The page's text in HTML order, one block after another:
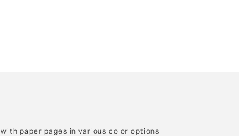
with paper pages in various color options